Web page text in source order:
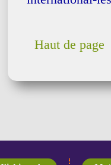
Haut de page